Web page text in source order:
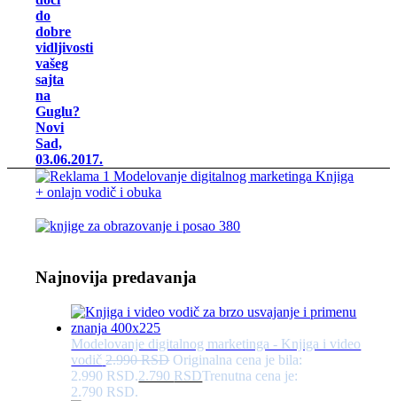
do
dobre
vidljivosti
vašeg
sajta
na
Guglu?
Novi
Sad,
03.06.2017.
Najnovija predavanja
Modelovanje digitalnog marketinga - Knjiga i video
vodič 2.990RSD Originalna cena je bila:
2.990 RSD.2.790 RSDTrenutna cena je:
2.790 RSD.